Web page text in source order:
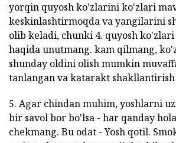
yorqin quyosh ko'zlarini ko'zlari
keskinlashtirmoqda va yangilarini
olib keladi, chunki 4. quyosh
haqida unutmang. kam qilmang,
shunday oldini olish mumkin
tanlangan va katarakt
5. Agar chindan muhim, yoshlarni
bir savol bor bo'lsa - har qanday
chekmang. Bu odat - Yosh qotil.